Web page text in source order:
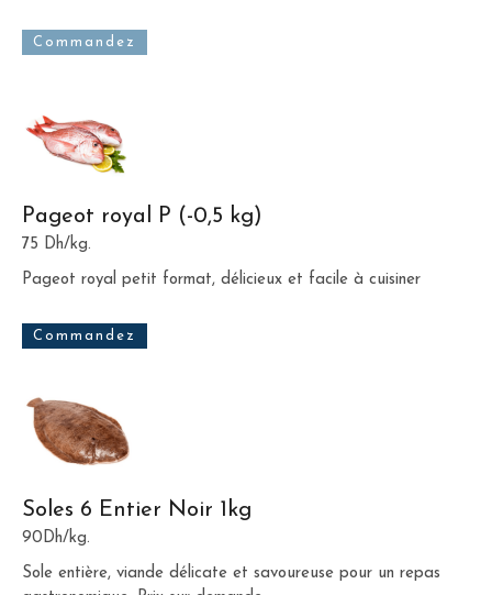
Commandez
Pageot royal P (-0,5 kg)
75 Dh/kg.
Pageot royal petit format, délicieux et facile à cuisiner
Commandez
Soles 6 Entier Noir 1kg
90Dh/kg.
Sole entière, viande délicate et savoureuse pour un repas